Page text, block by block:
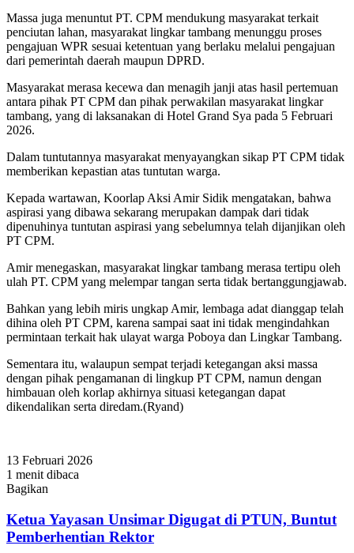
Massa juga menuntut PT. CPM mendukung masyarakat terkait
penciutan lahan, masyarakat lingkar tambang menunggu proses
pengajuan WPR sesuai ketentuan yang berlaku melalui pengajuan
dari pemerintah daerah maupun DPRD.
Masyarakat merasa kecewa dan menagih janji atas hasil pertemuan
antara pihak PT CPM dan pihak perwakilan masyarakat lingkar
tambang, yang di laksanakan di Hotel Grand Sya pada 5 Februari
2026.
Dalam tuntutannya masyarakat menyayangkan sikap PT CPM tidak
memberikan kepastian atas tuntutan warga.
Kepada wartawan, Koorlap Aksi Amir Sidik mengatakan, bahwa
aspirasi yang dibawa sekarang merupakan dampak dari tidak
dipenuhinya tuntutan aspirasi yang sebelumnya telah dijanjikan oleh
PT CPM.
Amir menegaskan, masyarakat lingkar tambang merasa tertipu oleh
ulah PT. CPM yang melempar tangan serta tidak bertanggungjawab.
Bahkan yang lebih miris ungkap Amir, lembaga adat dianggap telah
dihina oleh PT CPM, karena sampai saat ini tidak mengindahkan
permintaan terkait hak ulayat warga Poboya dan Lingkar Tambang.
Sementara itu, walaupun sempat terjadi ketegangan aksi massa
dengan pihak pengamanan di lingkup PT CPM, namun dengan
himbauan oleh korlap akhirnya situasi ketegangan dapat
dikendalikan serta diredam.(Ryand)
13 Februari 2026
1 menit dibaca
Bagikan
via
Email
Ketua Yayasan Unsimar Digugat di PTUN, Buntut
Pemberhentian Rektor